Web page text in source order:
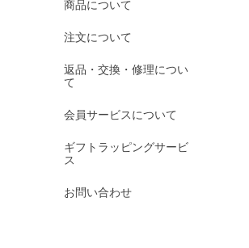
商品について
注文について
返品・交換・修理につい
て
会員サービスについて
ギフトラッピングサービ
ス
お問い合わせ